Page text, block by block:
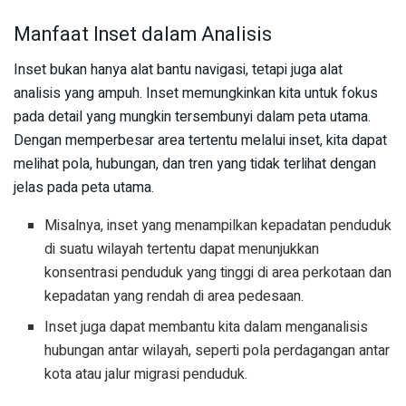
Manfaat Inset dalam Analisis
Inset bukan hanya alat bantu navigasi, tetapi juga alat
analisis yang ampuh. Inset memungkinkan kita untuk fokus
pada detail yang mungkin tersembunyi dalam peta utama.
Dengan memperbesar area tertentu melalui inset, kita dapat
melihat pola, hubungan, dan tren yang tidak terlihat dengan
jelas pada peta utama.
Misalnya, inset yang menampilkan kepadatan penduduk
di suatu wilayah tertentu dapat menunjukkan
konsentrasi penduduk yang tinggi di area perkotaan dan
kepadatan yang rendah di area pedesaan.
Inset juga dapat membantu kita dalam menganalisis
hubungan antar wilayah, seperti pola perdagangan antar
kota atau jalur migrasi penduduk.